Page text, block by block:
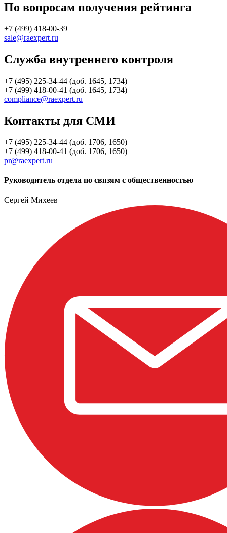
По вопросам получения рейтинга
+7 (499) 418-00-39
sale@raexpert.ru
Служба внутреннего контроля
+7 (495) 225-34-44 (доб. 1645, 1734)
+7 (499) 418-00-41 (доб. 1645, 1734)
compliance@raexpert.ru
Контакты для СМИ
+7 (495) 225-34-44 (доб. 1706, 1650)
+7 (499) 418-00-41 (доб. 1706, 1650)
pr@raexpert.ru
Руководитель отдела по связям с общественностью
Сергей Михеев